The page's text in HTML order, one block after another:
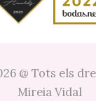
@ Tots els
Mireia Vidal